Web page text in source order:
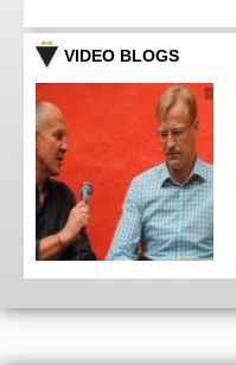
VIDEO BLOGS